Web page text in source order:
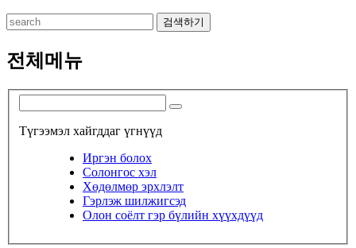
검색하기
전체메뉴
Түгээмэл хайгддаг үгнүүд
Иргэн болох
Солонгос хэл
Хөдөлмөр эрхлэлт
Гэрлэж шилжигсэд
Олон соёлт гэр бүлийн хүүхдүүд